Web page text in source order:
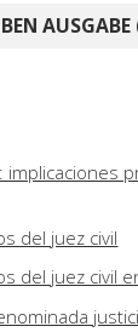
implicaciones
del juez civil
del juez civil